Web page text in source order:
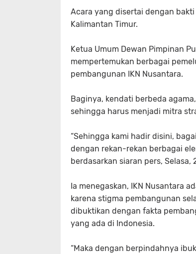
Acara yang disertai dengan
Kalimantan Timur.
Ketua Umum Dewan Pimpinan
mempertemukan berbagai
pembangunan IKN Nusantara.
Baginya, kendati berbeda
sehingga harus menjadi mitra
“Sehingga kami hadir disini,
dengan rekan-rekan berbagai
berdasarkan siaran pers, Selasa,
Ia menegaskan, IKN Nusantara
karena stigma pembangunan
dibuktikan dengan fakta
yang ada di Indonesia.
“Maka dengan berpindahnya